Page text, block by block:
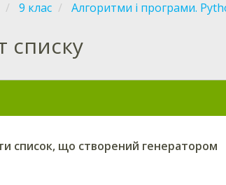
9 клас Алгоритми і програми.
списку
список, що створений генератором